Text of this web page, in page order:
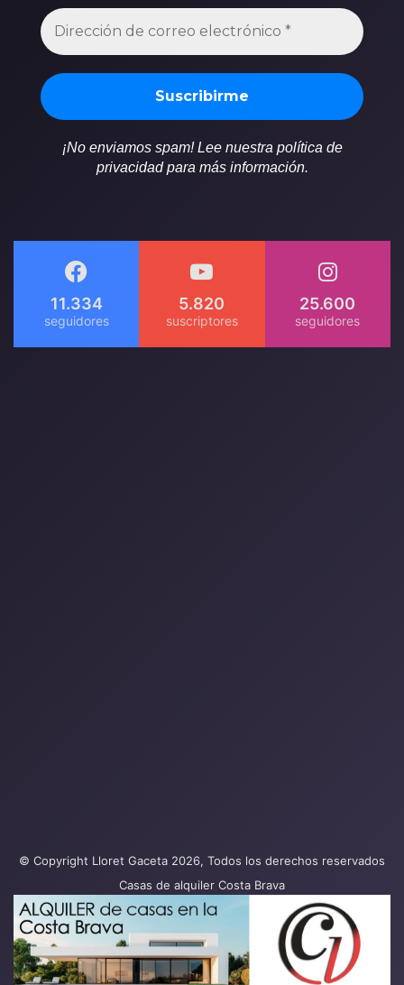
¡No enviamos spam! Lee nuestra política de
privacidad para más información.
11.334 5.820 25.600
© Copyright Lloret Gaceta 2026, Todos los derechos reservados
Casas de alquiler Costa Brava